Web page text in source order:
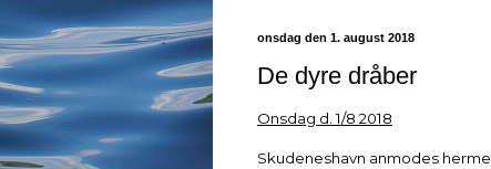
onsdag den 1. august 2018
De dyre dråber
Onsdag d. 1/8 2018
Skudeneshavn anmodes